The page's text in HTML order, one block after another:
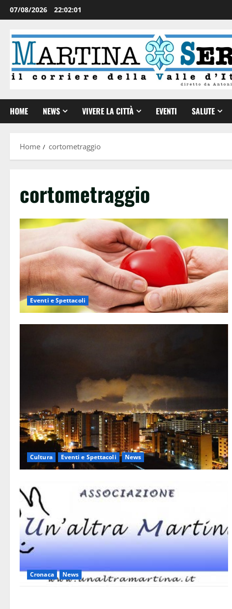
07/08/2026 22:02:01
HOME NEWS VIVERE LA CITTÀ EVENTI SALUTE
Home cortometraggio
cortometraggio
Eventi e Spettacoli
Cultura Eventi e Spettacoli News
Cronaca News